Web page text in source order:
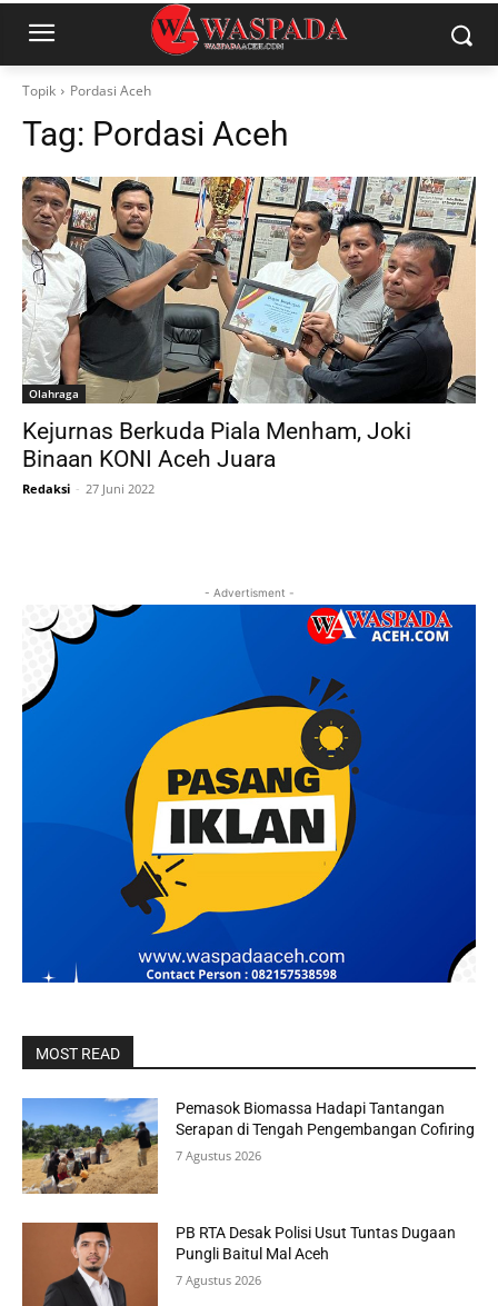
Topik Pordasi Aceh
Tag: Pordasi Aceh
Olahraga
Kejurnas Berkuda Piala Menham, Joki
Binaan KONI Aceh Juara
Redaksi - 27 Juni 2022
- Advertisment -
MOST READ
Pemasok Biomassa Hadapi Tantangan
Serapan di Tengah Pengembangan Cofiring
7 Agustus 2026
PB RTA Desak Polisi Usut Tuntas Dugaan
Pungli Baitul Mal Aceh
7 Agustus 2026